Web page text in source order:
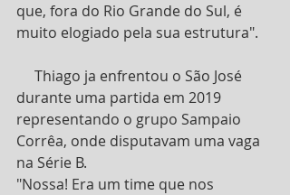
que, fora do Rio Grande do Sul, é
muito elogiado pela sua estrutura".
durante uma partida em 2019
representando o grupo Sampaio
Corrêa, onde disputavam uma vaga
na Série B.
"Nossa! Era um time que nos